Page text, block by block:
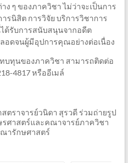
ง ๆ ของภาควิชา ไม่ว่าจะเป็นการ
รนิสิต การวิจัย บริการวิชาการ
ด้รับการสนับสนุนจากอดีต
อดจนผู้มีอุปการคุณอย่างต่อเนื่อง
บทุนของภาควิชา สามารถติดต่อ
4817 หรืออีเมล์
ตราจารย์วนิดา สุรวดี ร่วมถ่ายรูป
าสตร์และคณาจารย์ภาควิชา
ารักษศาสตร์